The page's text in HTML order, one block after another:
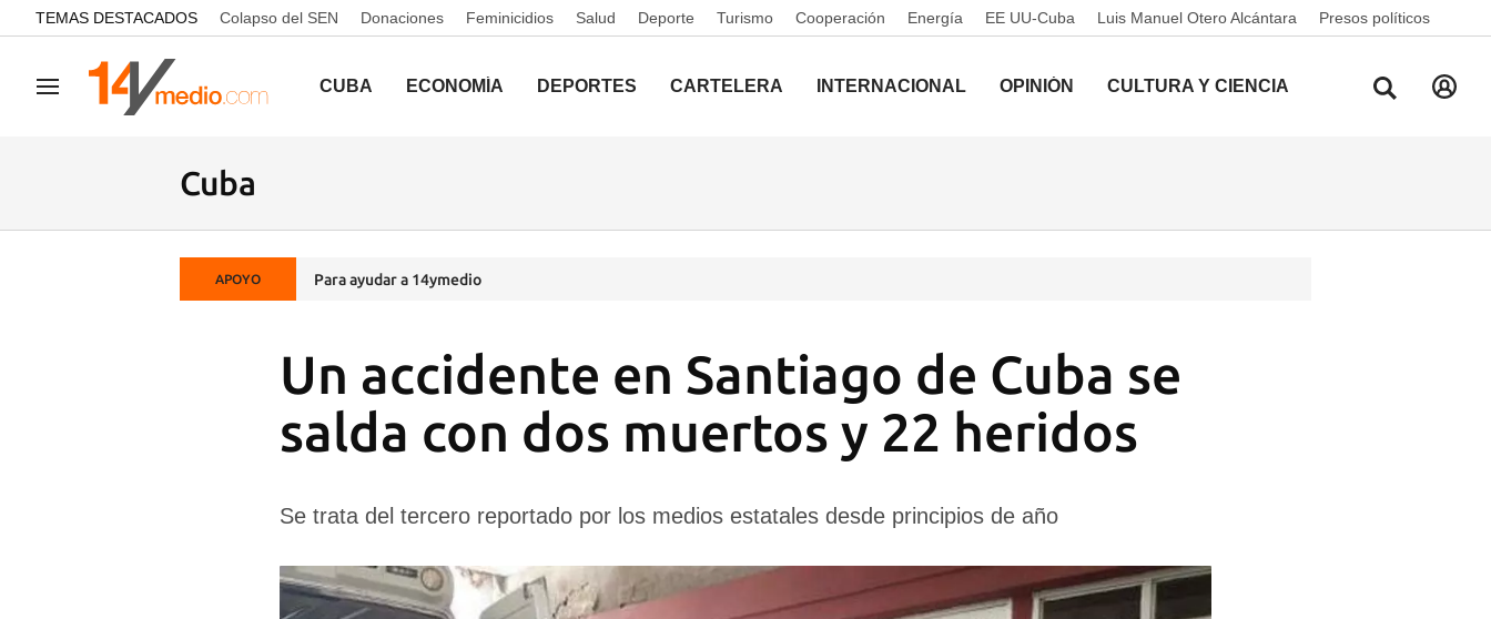
common.go-to-content
TEMAS DESTACADOS Colapso del SEN Donaciones Feminicidios Salud Deporte Turismo Cooperación Energía EE UU-Cuba Luis Manuel Otero Alcántara Presos políticos
Navegación CUBA ECONOMÍA DEPORTES CARTELERA INTERNACIONAL OPINIÓN CULTURA Y CIENCIA
Cuba
APOYO Para ayudar a 14ymedio
Un accidente en Santiago de Cuba se
salda con dos muertos y 22 heridos
Se trata del tercero reportado por los medios estatales desde principios de año